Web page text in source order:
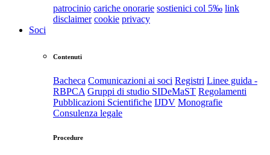
patrocinio cariche onorarie sostienici col 5‰ link
disclaimer cookie privacy
Soci
Contenuti
Bacheca Comunicazioni ai soci Registri Linee guida -
RBPCA Gruppi di studio SIDeMaST Regolamenti
Pubblicazioni Scientifiche IJDV Monografie
Consulenza legale
Procedure